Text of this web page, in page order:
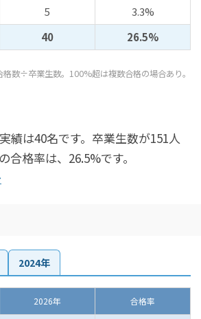
5
3.3%
40 26.5%
格数÷卒業生数。100%超は複数合格の場合あり。
績は40名です。卒業生数が151人
合格率は、26.5%です。
2024年
2026年 合格率